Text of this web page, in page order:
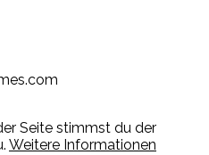
Seite stimmst du der
Weitere Informationen